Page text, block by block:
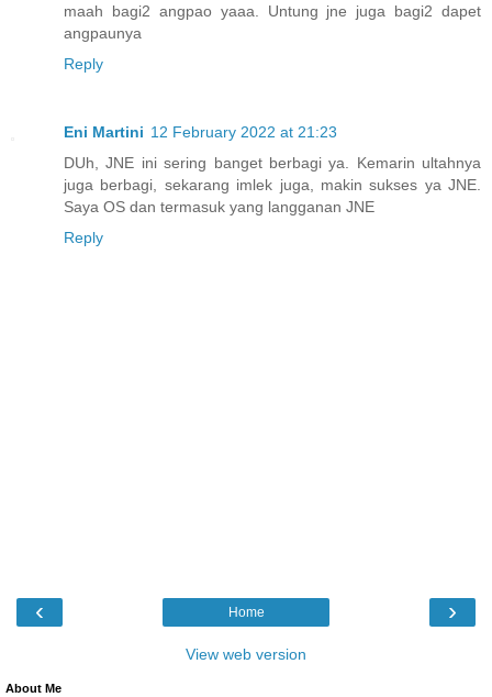
maah bagi2 angpao yaaa. Untung jne juga bagi2 dapet
angpaunya
Reply
Eni Martini 12 February 2022 at 21:23
DUh, JNE ini sering banget berbagi ya. Kemarin ultahnya
juga berbagi, sekarang imlek juga, makin sukses ya JNE.
Saya OS dan termasuk yang langganan JNE
Reply
‹ ›
Home
View web version
About Me